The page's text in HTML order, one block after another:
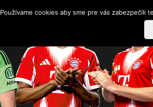
Používame cookies aby sme pre vás zabezpečili